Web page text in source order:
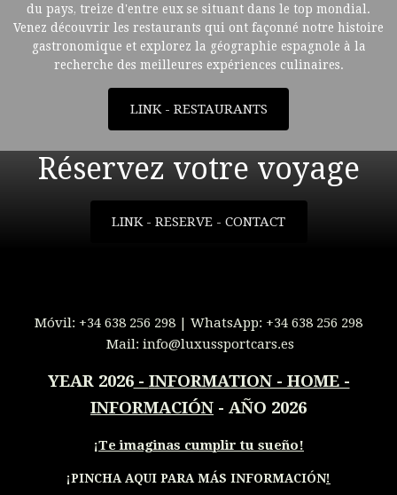
du pays, treize d'entre eux se situant dans le top mondial.
Venez découvrir les restaurants qui ont façonné notre histoire
gastronomique et explorez la géographie espagnole à la
recherche des meilleures expériences culinaires.
LINK - RESTAURANTS
Réservez votre voyage
LINK - RESERVE - CONTACT
Móvil: +34 638 256 298 | WhatsApp: +34 638 256 298
Mail: info@luxussportcars.es
YEAR 2026- INFORMATION - HOME -
INFORMACIÓN - AÑO 2026
¡Te imaginas cumplir tu sueño!
¡PINCHA AQUI PARA MÁS INFORMACIÓN!